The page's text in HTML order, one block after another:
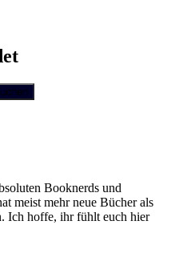
Booknerds und
meist mehr neue Bücher als
Ich hoffe, ihr fühlt euch hier